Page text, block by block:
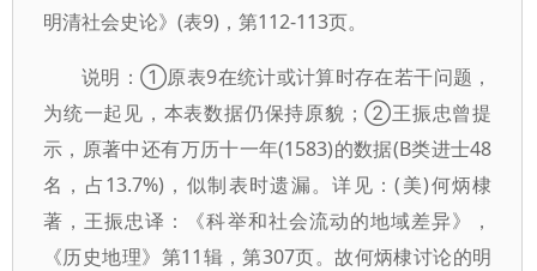
明清社会史论》(表9)，第112-113页。
说明：①原表9在统计或计算时存在若干问题，
为统一起见，本表数据仍保持原貌；②王振忠曾提
示，原著中还有万历十一年(1583)的数据(B类进士48
名，占13.7%)，似制表时遗漏。详见：(美)何炳棣
著，王振忠译：《科举和社会流动的地域差异》，
《历史地理》第11辑，第307页。故何炳棣讨论的明